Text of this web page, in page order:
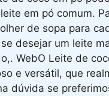
em pó comum.
de sopa para
desejar um leite
WebO Leite de
e versátil, que
dúvida se